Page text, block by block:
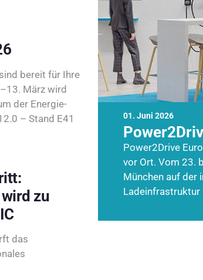
01. Juni 2026
Power2Drive
vor Ort. Vom 23.
München auf der
Ladeinfrastruktur
bereit für Ihre
März wird
der Energie-
– Stand E41
wird zu
das